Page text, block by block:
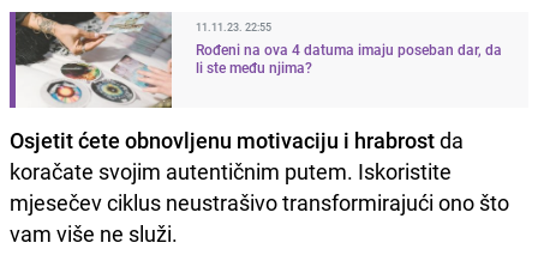
11.11.23. 22:55
Rođeni na ova 4 datuma imaju poseban dar, da
li ste među njima?
Osjetit ćete obnovljenu motivaciju i hrabrostda
koračate svojim autentičnim putem. Iskoristite
mjesečev ciklus neustrašivo transformirajući ono što
vam više ne služi.